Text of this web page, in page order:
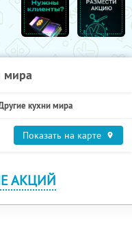
мира
кухни мира
Показать на карте
АКЦИЙ